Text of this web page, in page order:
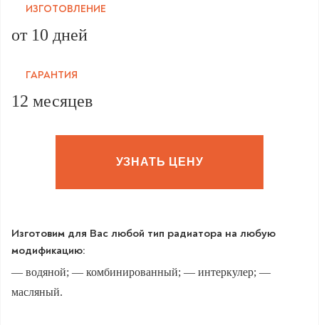
ИЗГОТОВЛЕНИЕ
от 10 дней
ГАРАНТИЯ
12 месяцев
УЗНАТЬ ЦЕНУ
Изготовим для Вас любой тип радиатора на любую
модификацию:
— водяной; — комбинированный; — интеркулер; —
масляный.